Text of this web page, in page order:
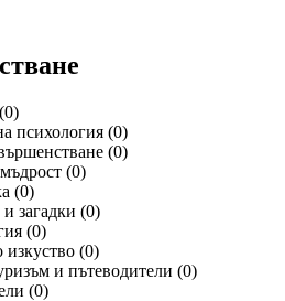
(0)
психология (0)
(0)
(0)
(0)
загадки (0)
(0)
(0)
и пътеводители (0)
(0)